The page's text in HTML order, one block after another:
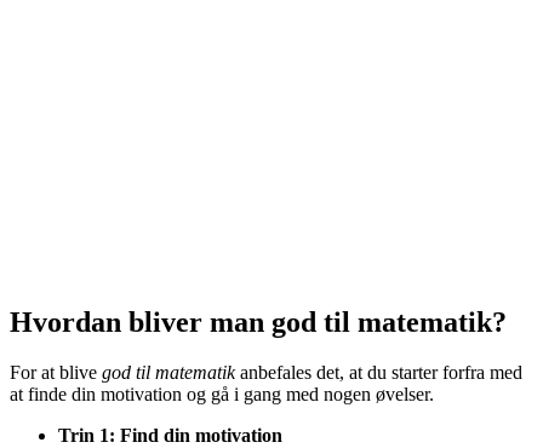
Hvordan bliver man god til matematik?
For at blive god til matematikanbefales det, at du starter forfra med
at finde din motivation og gå i gang med nogen øvelser.
Trin 1: Find din motivation